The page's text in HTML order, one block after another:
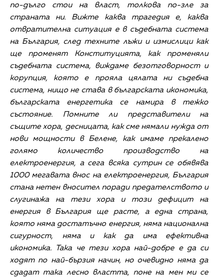
по-дълго стои на власт, толкова по-зле за
страната ни. Вижте каква трагедия е, каква
отвратителна ситуация е в съдебната система
на България, след техните лъжи и измислици как
ще променят Конституцията, как променяли
съдебната система, виждаме безотговорност и
корупция, която е прояла цялата ни съдебна
система, нищо не става в българската икономика,
българската енергетика се намира в тежко
състояние. Помните ли представители на
същите хора, десницата, как сме нямали нужда от
нови мощности в Белене, как имаме прекалено
голямо количество производство на
електроенергия, а сега всяка сутрин се обявява
1000 мегавата внос на електроенергия, България
стана нетен вносител поради предателството и
слугинажа на тези хора и този дефицит на
енергия в България ще расте, а една страна,
която няма достатъчно енергия, няма национална
сигурност, няма и как да има ефективна
икономика. Така че тези хора най-добре е да си
ходят по най-бързия начин, но очевидно няма да
сдадат така лесно властта, поне на мен ми се